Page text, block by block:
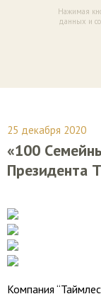
Нажимая
данных и
25 декабря 2020
«100
Президента
Компания